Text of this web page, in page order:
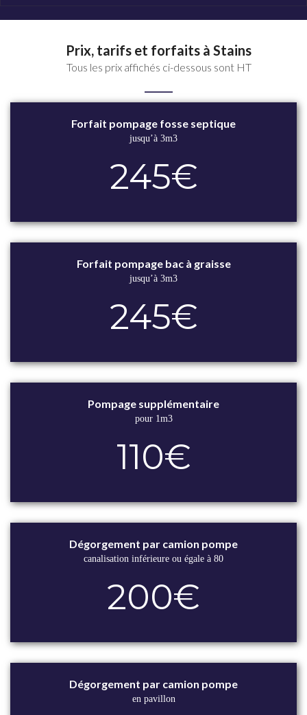
Prix, tarifs et forfaits à Stains
Tous les prix affichés ci-dessous sont HT
Forfait pompage fosse septique
jusqu’à 3m3
245€
Forfait pompage bac à graisse
jusqu’à 3m3
245€
Pompage supplémentaire
pour 1m3
110€
Dégorgement par camion pompe
canalisation inférieure ou égale à 80
200€
Dégorgement par camion pompe
en pavillon